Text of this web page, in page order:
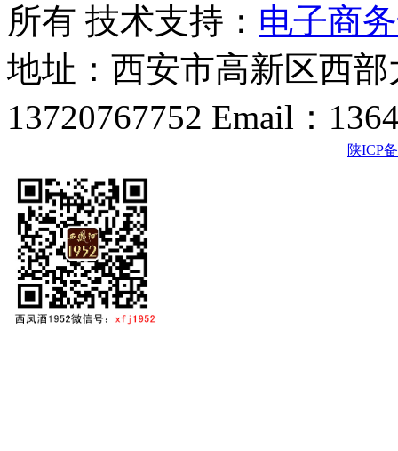
所有 技术支持： 电子商
地址：西安市高新区西
13720767752 Email：
陕ICP